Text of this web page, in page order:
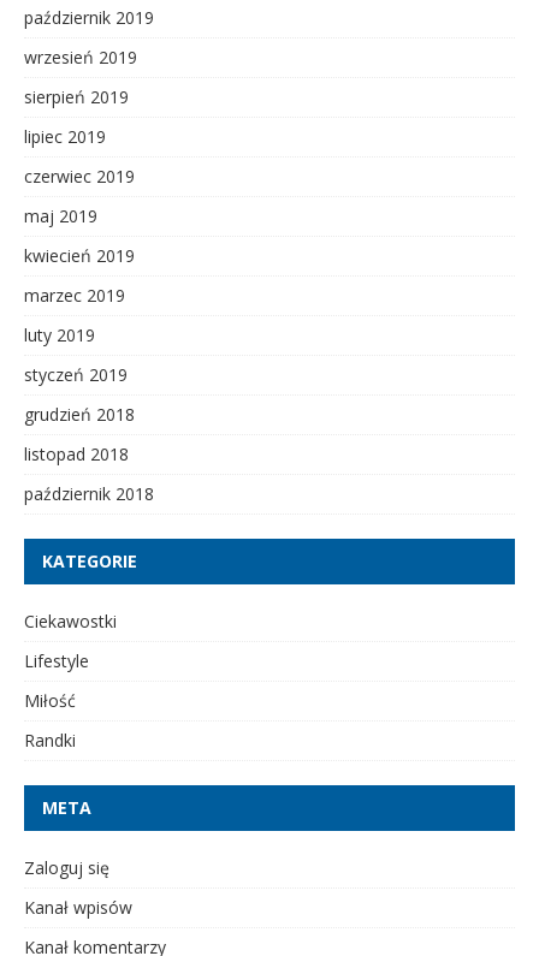
październik 2019
wrzesień 2019
sierpień 2019
lipiec 2019
czerwiec 2019
maj 2019
kwiecień 2019
marzec 2019
luty 2019
styczeń 2019
grudzień 2018
listopad 2018
październik 2018
KATEGORIE
Ciekawostki
Lifestyle
Miłość
Randki
META
Zaloguj się
Kanał wpisów
Kanał komentarzy